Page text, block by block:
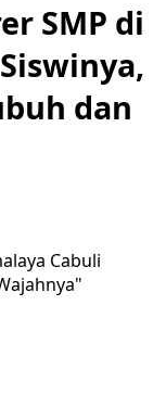
SMP di
dan